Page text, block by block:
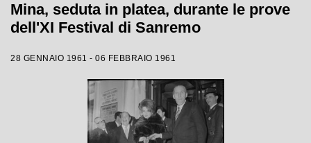
Mina, seduta in platea, durante le prove
dell'XI Festival di Sanremo
28 GENNAIO 1961 - 06 FEBBRAIO 1961